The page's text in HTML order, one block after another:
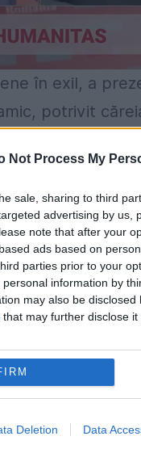
Not Process My
sale, sharing to third
advertising by us,
note that after your
ads based on
parties prior to your
information by
may also be
that may further disclose it
Deletion Data
în exil, a
potrivit
algeriană, s-a